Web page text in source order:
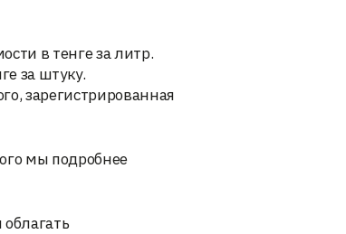
в тенге за литр.
за штуку.
зарегистрированная
мы подробнее